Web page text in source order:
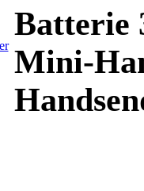
Batterie
Mini-